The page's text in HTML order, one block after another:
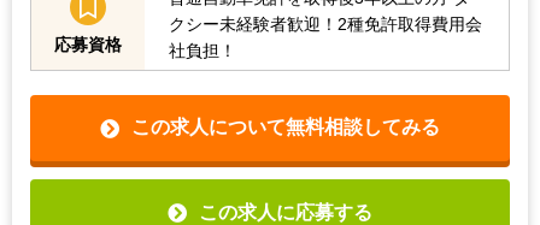
応募資格
クシー未経験者歓迎！2種免許取得費用会
社負担！
この求人について無料相談してみる
この求人に応募する